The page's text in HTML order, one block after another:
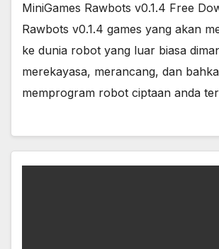
MiniGames Rawbots v0.1.4 Free
Rawbots v0.1.4 games yang akan
ke dunia robot yang luar biasa
merekayasa, merancang, dan
memprogram robot ciptaan anda